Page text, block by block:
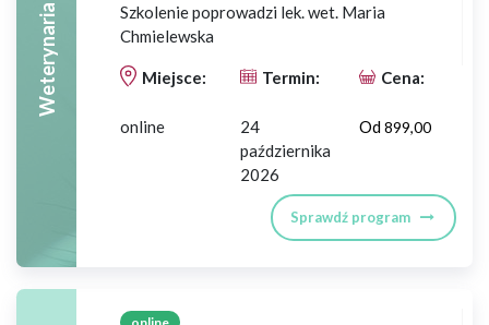
Weterynaria
Szkolenie poprowadzi lek. wet. Maria
Chmielewska
Miejsce: Termin: Cena:
online
24
października
2026
Od899,00
Sprawdź program